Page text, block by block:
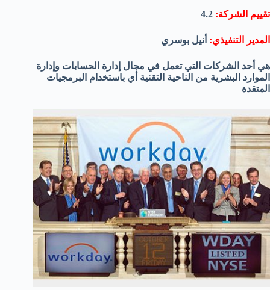
تقييم الشركة:
المدير التنفيذي: أنيل بوسري
هي أحد الشركات التي تعمل في مجال إدارة الحسابات وإدارة
الموارد البشرية من الناحية التقنية أي باستخدام البرمجيات
المتقدة